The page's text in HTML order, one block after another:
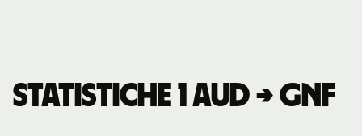
Statistiche 1 AUD → GNF